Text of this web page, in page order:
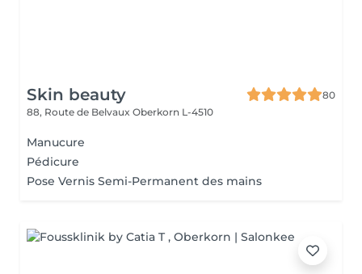
Skin beauty
80
88, Route de Belvaux Oberkorn L-4510
Manucure
Pédicure
Pose Vernis Semi-Permanent des mains